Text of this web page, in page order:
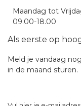
Maandag tot
09.00-18.00
Als eerste op
Meld je vandaag
in de maand sturen.